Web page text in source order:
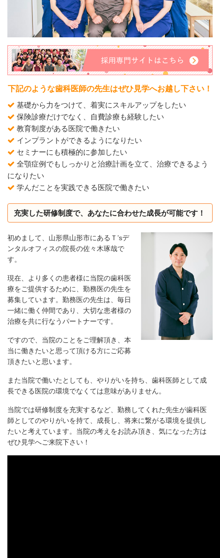
下記のような歯科医師の先生はぜひ見学へお越し下さい！
基礎から力をつけて、着実にスキルアップをしたい
保険診療だけでなく、自費診療も経験したい
教育制度がある医院で働きたい
インプラントができるようになりたい
セミナーにも積極的に参加したい
全顎症例でもしっかりと治療計画を立て、治療できるよう
になりたい
学んだことを実践できる医院で働きたい
充実した研修制度で、あなたに合わせた成長が可能です！
初めまして、山形県山形市にあるＴ’sデ
ンタルオフィスの院長の佐々木琢哉で
す。
現在、より多くの患者様に当院の歯科医
療をご提供するために、勤務医の先生を
募集しています。勤務医の先生は、毎日
一緒に働く仲間であり、大切な患者様の
治療を共に行なうパートナーです。
ですので、当院のことをご理解頂き、本
当に働きたいと思って頂ける方にご応募
頂きたいと思います。
また当院で働いたとしても、やりがいを持ち、歯科医師として成
長できる医院の環境でなくては意味がありません。
当院では研修制度を充実するなど、勤務してくれた先生が歯科医
師としてのやりがいを持て、成長し、将来に繋がる環境を提供し
たいと考えています。当院の考えをお読み頂き、気になった方は
ぜひ見学へご来院下さい！